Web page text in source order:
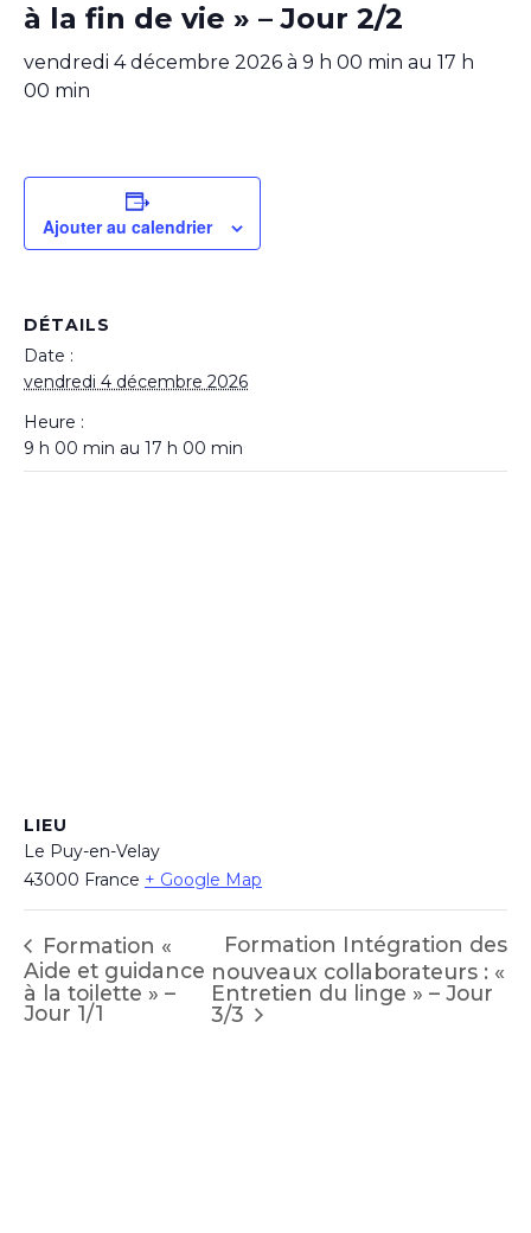
à la fin de vie » – Jour 2/2
vendredi 4 décembre 2026 à 9 h 00 min au 17 h
00 min
Ajouter au calendrier
DÉTAILS
Date :
vendredi 4 décembre 2026
Heure :
9 h 00 min au 17 h 00 min
LIEU
Le Puy-en-Velay
43000 France + Google Map
Formation «
Aide et guidance
à la toilette » –
Jour 1/1
Formation Intégration des
nouveaux collaborateurs : «
Entretien du linge » – Jour
3/3